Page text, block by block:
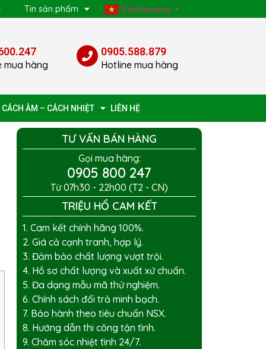
Tin sản phẩm Vietnamese ▼
mua hàng
0905.588.879
Hotline mua hàng
CÁCH ÂM – CÁCH NHIỆT LIÊN HỆ
TƯ VẤN BÁN HÀNG
Gọi mua hàng:
0905 800 247
Từ 07h30 - 22h00 (T2 - CN)
TRIỆU HỔ CAM KẾT
1. Cam kết chính hãng 100%.
2. Giá cả cạnh tranh, hợp lý.
3. Đảm bảo chất lượng vượt trội.
4. Hồ sơ chất lượng và xuất xứ chuẩn.
5. Đa dạng mẫu mã thử nghiệm.
6. Chính sách đổi trả minh bạch.
7. Bảo hành theo tiêu chuẩn NSX.
8. Hướng dẫn thi công tận tình.
9. Chăm sóc nhiệt tình 24/7.